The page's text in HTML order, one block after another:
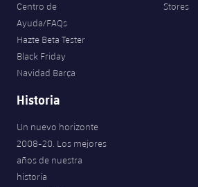
Centro de
Ayuda/FAQs
Hazte Beta Tester
Black Friday
Navidad Barça
Stores
Historia
Un nuevo horizonte
2008-20. Los mejores
años de nuestra
historia